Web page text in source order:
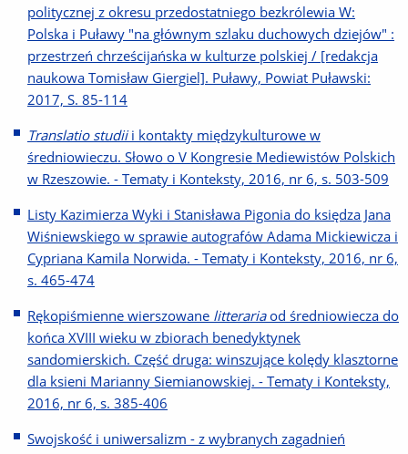
politycznej z okresu przedostatniego bezkrólewia W:
Polska i Puławy "na głównym szlaku duchowych dziejów" :
przestrzeń chrześcijańska w kulturze polskiej / [redakcja
naukowa Tomisław Giergiel]. Puławy, Powiat Puławski:
2017, S. 85-114
Translatio studiii kontakty międzykulturowe w
średniowieczu. Słowo o V Kongresie Mediewistów Polskich
w Rzeszowie. - Tematy i Konteksty, 2016, nr 6, s. 503-509
Listy Kazimierza Wyki i Stanisława Pigonia do księdza Jana
Wiśniewskiego w sprawie autografów Adama Mickiewicza i
Cypriana Kamila Norwida. - Tematy i Konteksty, 2016, nr 6,
s. 465-474
Rękopiśmienne wierszowane litterariaod średniowiecza do
końca XVIII wieku w zbiorach benedyktynek
sandomierskich. Część druga: winszujące kolędy klasztorne
dla ksieni Marianny Siemianowskiej. - Tematy i Konteksty,
2016, nr 6, s. 385-406
Swojskość i uniwersalizm - z wybranych zagadnień